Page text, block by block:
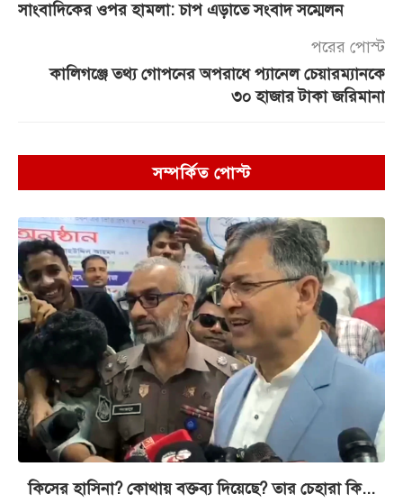
সাংবাদিকের ওপর হামলা: চাপ এড়াতে সংবাদ সম্মেলন
পরের পোস্ট
কালিগঞ্জে তথ্য গোপনের অপরাধে প্যানেল চেয়ারম্যানকে
৩০ হাজার টাকা জরিমানা
সম্পর্কিত পোস্ট
কিসের হাসিনা? কোথায় বক্তব্য দিয়েছে? তার চেহারা কি...